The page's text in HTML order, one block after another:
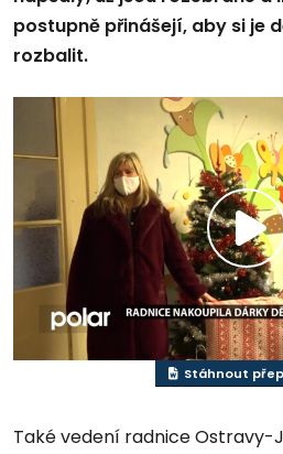
postupně přinášejí, aby si je
rozbalit.
Stáhnout
Také vedení radnice Ostravy-